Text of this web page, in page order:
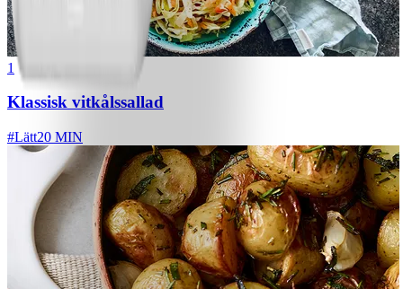
1
Klassisk vitkålssallad
#Lätt20 MIN